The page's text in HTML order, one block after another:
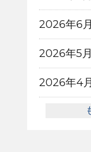
2026年6月
2026年5月
2026年4月